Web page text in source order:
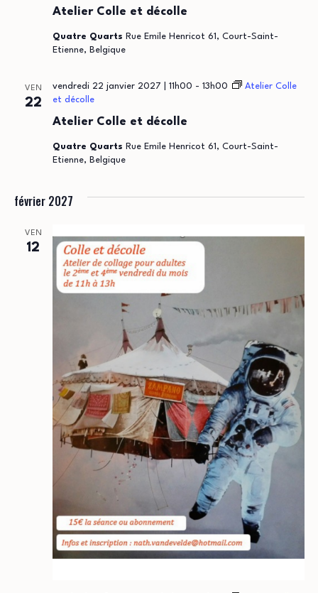
Atelier Colle et décolle
Quatre Quarts Rue Emile Henricot 61, Court-Saint-
Etienne, Belgique
VEN
22
Atelier Colle et décolle
vendredi 22 janvier 2027 | 11h00 - 13h00
Atelier Colle
et décolle
Quatre Quarts Rue Emile Henricot 61, Court-Saint-
Etienne, Belgique
février 2027
VEN
12